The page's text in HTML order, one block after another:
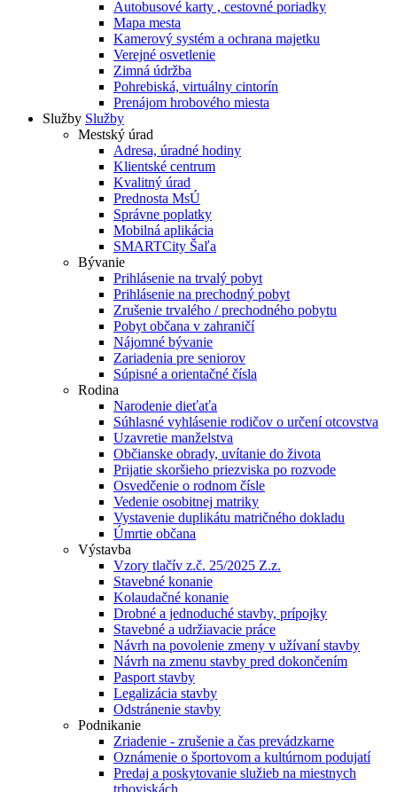
Autobusové karty , cestovné poriadky
Mapa mesta
Kamerový systém a ochrana majetku
Verejné osvetlenie
Zimná údržba
Pohrebiská, virtuálny cintorín
Prenájom hrobového miesta
Služby Služby
Mestský úrad
Adresa, úradné hodiny
Klientské centrum
Kvalitný úrad
Prednosta MsÚ
Správne poplatky
Mobilná aplikácia
SMARTCity Šaľa
Bývanie
Prihlásenie na trvalý pobyt
Prihlásenie na prechodný pobyt
Zrušenie trvalého / prechodného pobytu
Pobyt občana v zahraničí
Nájomné bývanie
Zariadenia pre seniorov
Súpisné a orientačné čísla
Rodina
Narodenie dieťaťa
Súhlasné vyhlásenie rodičov o určení otcovstva
Uzavretie manželstva
Občianske obrady, uvítanie do života
Prijatie skoršieho priezviska po rozvode
Osvedčenie o rodnom čísle
Vedenie osobitnej matriky
Vystavenie duplikátu matričného dokladu
Úmrtie občana
Výstavba
Vzory tlačív z.č. 25/2025 Z.z.
Stavebné konanie
Kolaudačné konanie
Drobné a jednoduché stavby, prípojky
Stavebné a udržiavacie práce
Návrh na povolenie zmeny v užívaní stavby
Návrh na zmenu stavby pred dokončením
Pasport stavby
Legalizácia stavby
Odstránenie stavby
Podnikanie
Zriadenie - zrušenie a čas prevádzkarne
Oznámenie o športovom a kultúrnom podujatí
Predaj a poskytovanie služieb na miestnych
trhoviskách